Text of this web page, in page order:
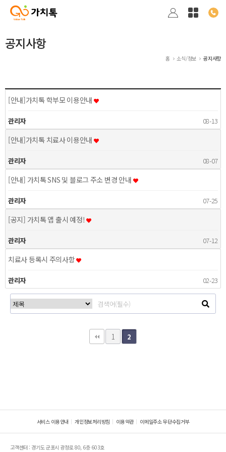
공지사항
홈 소식/정보 공지사항
[안내]가치톡 학부모 이용안내
관리자 08-13
[안내]가치톡 치료사 이용안내
관리자 08-07
[안내] 가치톡 SNS 및 블로그 주소 변경 안내
관리자 07-25
[공지] 가치톡 앱 출시 예정!
관리자 07-12
치료사 등록시 주의사항
관리자 02-23
1 2
서비스 이용안내 개인정보처리방침 이용약관 이메일주소 무단수집거부
고객센터 : 경기도 군포시 광정로 80, 6층 603호